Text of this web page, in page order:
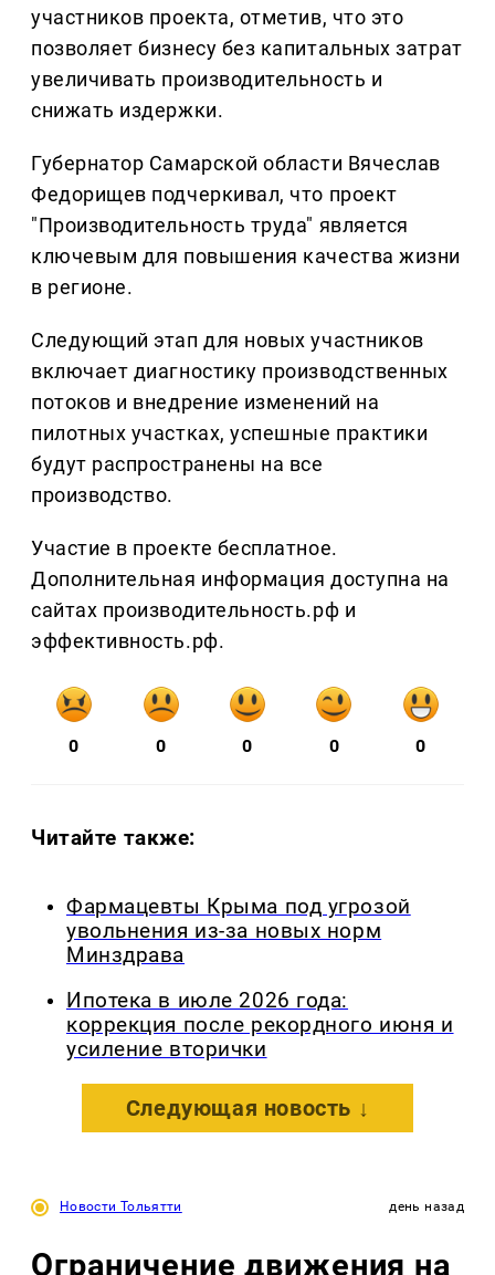
участников проекта, отметив, что это
позволяет бизнесу без капитальных затрат
увеличивать производительность и
снижать издержки.
Губернатор Самарской области Вячеслав
Федорищев подчеркивал, что проект
"Производительность труда" является
ключевым для повышения качества жизни
в регионе.
Следующий этап для новых участников
включает диагностику производственных
потоков и внедрение изменений на
пилотных участках, успешные практики
будут распространены на все
производство.
Участие в проекте бесплатное.
Дополнительная информация доступна на
сайтах производительность.рф и
эффективность.рф.
0 0 0 0 0
Читайте также:
Фармацевты Крыма под угрозой
увольнения из-за новых норм
Минздрава
Ипотека в июле 2026 года:
коррекция после рекордного июня и
усиление вторички
Следующая новость ↓
Новости Тольятти день назад
Ограничение движения на